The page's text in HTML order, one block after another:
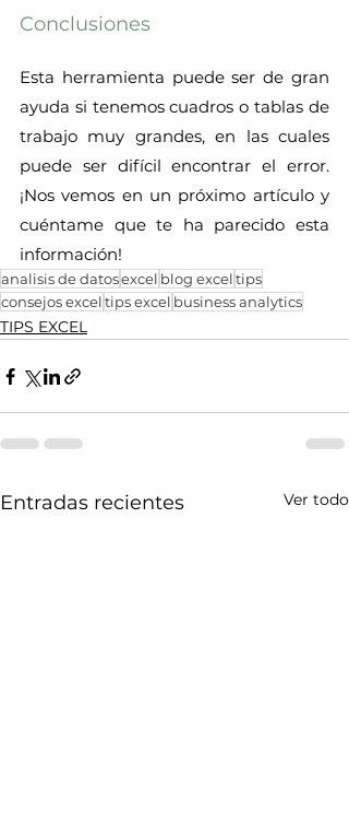
Conclusiones
Esta herramienta puede ser de gran
ayuda si tenemos cuadros o tablas de
trabajo muy grandes, en las cuales
puede ser difícil encontrar el error.
¡Nos vemos en un próximo artículo y
cuéntame que te ha parecido esta
información!
analisis de datosexcel blog exceltips
consejos exceltips excel business analytics
TIPS EXCEL
Entradas recientes Ver todo